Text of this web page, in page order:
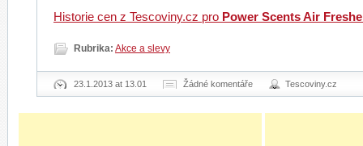
Historie cen z Tescoviny.cz pro Power Scents Air
Rubrika: Akce a slevy
23.1.2013 at 13.01 Žádné komentáře Tescoviny.cz